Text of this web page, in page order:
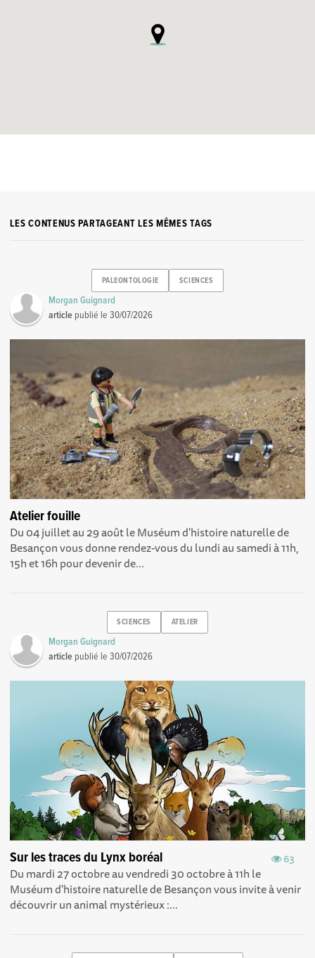
LES CONTENUS PARTAGEANT LES MÊMES TAGS
PALEONTOLOGIE SCIENCES
Morgan Guignard
article publié le30/07/2026
Atelier fouille
Du 04 juillet au 29 août le Muséum d'histoire naturelle de
Besançon vous donne rendez-vous du lundi au samedi à 11h,
15h et 16h pour devenir de...
SCIENCES ATELIER
Morgan Guignard
article publié le30/07/2026
63
Sur les traces du Lynx boréal
Du mardi 27 octobre au vendredi 30 octobre à 11h le
Muséum d'histoire naturelle de Besançon vous invite à venir
découvrir un animal mystérieux :...